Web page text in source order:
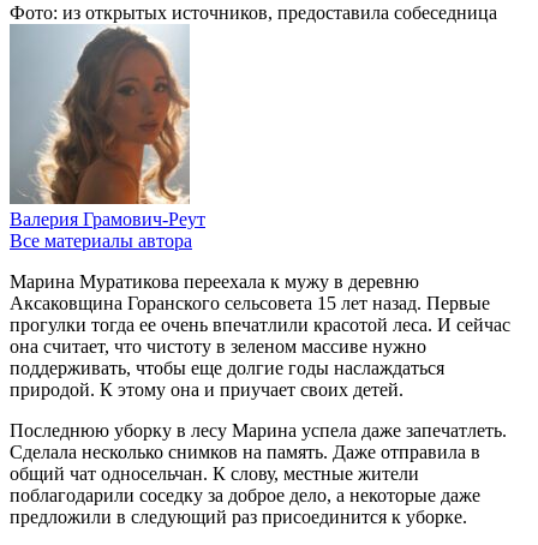
Фото: из открытых источников, предоставила собеседница
Валерия Грамович-Реут
Все материалы автора
Марина Муратикова переехала к мужу в деревню
Аксаковщина Горанского сельсовета 15 лет назад. Первые
прогулки тогда ее очень впечатлили красотой леса. И сейчас
она считает, что чистоту в зеленом массиве нужно
поддерживать, чтобы еще долгие годы наслаждаться
природой. К этому она и приучает своих детей.
Последнюю уборку в лесу Марина успела даже запечатлеть.
Сделала несколько снимков на память. Даже отправила в
общий чат односельчан. К слову, местные жители
поблагодарили соседку за доброе дело, а некоторые даже
предложили в следующий раз присоединится к уборке.